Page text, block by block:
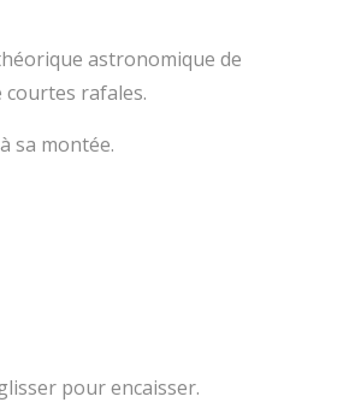
astronomique de
rafales.
sa montée.
pour encaisser.